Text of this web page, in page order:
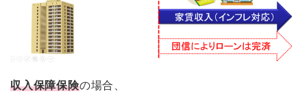
収入保障保険の場合、